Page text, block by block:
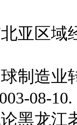
区域
造业
08-10.
龙江